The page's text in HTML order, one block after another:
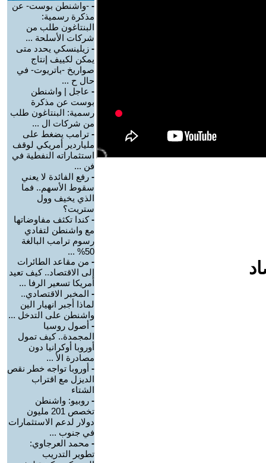
- -واشنطن بوست- عن
مذكرة رسمية:
البنتاغون طلب من
شركات الأسلحة ...
- زيلينسكي يحدد متى
يمكن لكييف إنتاج
صواريخ -باتريوت- في
حال ح ...
- عاجل | واشنطن
بوست عن مذكرة
رسمية: البنتاغون طلب
من شركات ال ...
- ترامب يضغط على
ملياردير أمريكي لوقف
استثماراته النفطية في
فن ...
- رفع الفائدة لا يعني
سقوط الأسهم.. فما
الذي يخيف وول
ستريت؟
-كندا تكثف مفاوضاتها
مع واشنطن لتفادي
رسوم ترامب البالغة
50% ...
- من مقاعد الطائرات
إلى الاقتصاد.. كيف تعيد
أمريكا تسعير الرفا ...
- المخبر الاقتصادي..
لماذا أجبر انهيار الين
واشنطن على التدخل ...
- أصول روسيا
المجمدة.. كيف تمول
أوروبا أوكرانيا دون
مصادرة الأ ...
- أوروبا تواجه خطر نقص
الديزل مع اقتراب
الشتاء
- روبيو: واشنطن
تخصص 201 مليون
دولار لدعم الاستثمارات
في جنوب ...
- محمد العرجاوي:
تطوير التدريب